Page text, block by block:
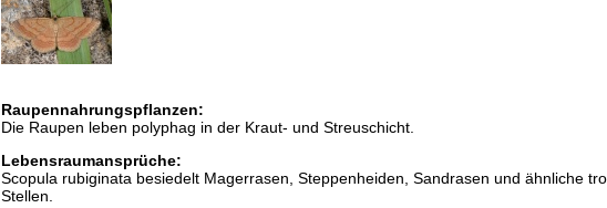
Raupennahrungspflanzen:
Die Raupen leben polyphag in der Kraut- und Streuschicht.
Lebensraumansprüche:
Scopula rubiginata besiedelt Magerrasen, Steppenheiden, Sandrasen und ähnliche
Stellen.